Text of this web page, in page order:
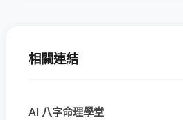
相關連結
AI 八字命理學堂